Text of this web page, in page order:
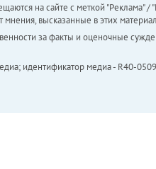
на сайте с меткой "Реклама" /
мнения, высказанные в этих
за факты и оценочные
идентификатор медиа - R40-